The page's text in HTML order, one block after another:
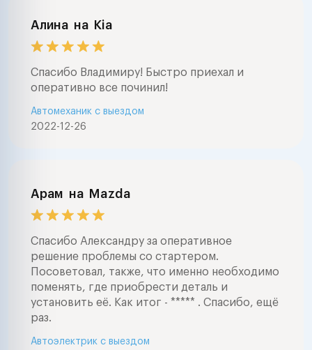
Алина на Kia
Спасибо Владимиру! Быстро приехал и
оперативно все починил!
2022-12-26
Автомеханик с выездом
Арам на Mazda
Спасибо Александру за оперативное
решение проблемы со стартером.
Посоветовал, также, что именно необходимо
поменять, где приобрести деталь и
установить её. Как итог - ***** . Спасибо, ещё
раз.
Автоэлектрик с выездом